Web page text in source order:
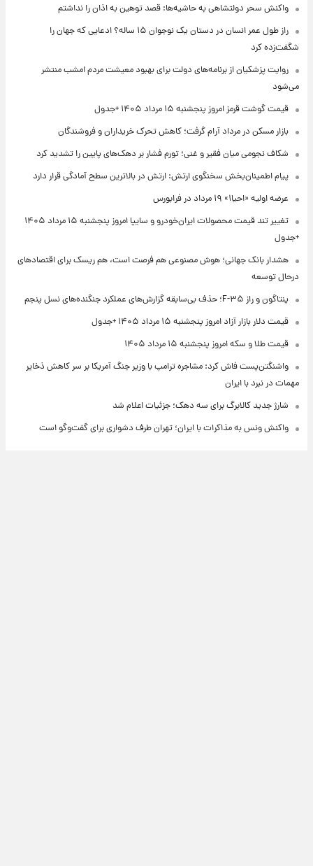
واکنش سحر دولتشاهی به حاشیه‌ها: قصد توهین به اذان را نداشتم
راز طول عمر انسان در دستان یک نوجوان ۱۵ ساله؟ ادعایی که جهان را
شگفت‌زده کرد
روایت پزشکیان از برنامه‌های دولت برای بهبود معیشت مردم امشب منتشر
می‌شود
قیمت گوشت قرمز امروز پنجشنبه ۱۵ مرداد ۱۴۰۵ +جدول
بازار مسکن در مرداد آرام گرفت؛ کاهش تحرک خریداران و فروشندگان
شکاف نجومی میان فقیر و غنی؛ تورم فشار بر دهک‌های پایین را تشدید کرد
پیام اطمینان‌بخش سخنگوی ارتش: ارتش در بالاترین سطح آمادگی قرار دارد
عرضه اولیه «احیا۱» ۱۹ مرداد در فرابورس
تغییر تند قیمت محصولات ایران‌خودرو و سایپا امروز پنجشنبه ۱۵ مرداد ۱۴۰۵
+جدول
هشدار بانک جهانی؛ هوش مصنوعی هم فرصت است، هم ریسک برای اقتصادهای
درحال توسعه
پنتاگون و راز F-۳۵؛ حذف بی‌سابقه گزارش‌های عملکرد جنگنده‌های نسل پنجم
قیمت دلار بازار آزاد امروز پنجشنبه ۱۵ مرداد ۱۴۰۵ +جدول
قیمت طلا و سکه امروز پنجشنبه ۱۵ مرداد ۱۴۰۵
واشنگتن‌پست فاش کرد: مشاجره ترامپ با وزیر جنگ آمریکا بر سر کاهش ذخایر
مهمات در نبرد با ایران
شارژ جدید کالابرگ برای سه دهک؛ جزئیات اعلام شد
واکنش ونس به مذاکرات با ایران؛ تهران طرف دشواری برای گفت‌وگو است